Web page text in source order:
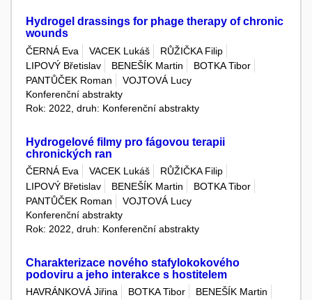
Hydrogel drassings for phage therapy of chronic
wounds
ČERNÁ Eva VACEK Lukáš
RŮŽIČKA Filip
LIPOVÝ Břetislav
BENEŠÍK Martin
BOTKA Tibor
PANTŮČEK Roman
VOJTOVÁ Lucy
Konferenční abstrakty
Rok: 2022, druh: Konferenční abstrakty
Hydrogelové filmy pro fágovou terapii
chronických ran
ČERNÁ Eva VACEK Lukáš
RŮŽIČKA Filip
LIPOVÝ Břetislav
BENEŠÍK Martin
BOTKA Tibor
PANTŮČEK Roman
VOJTOVÁ Lucy
Konferenční abstrakty
Rok: 2022, druh: Konferenční abstrakty
Charakterizace nového stafylokokového
podoviru a jeho interakce s hostitelem
HAVRÁNKOVÁ Jiřina BOTKA Tibor
BENEŠÍK Martin